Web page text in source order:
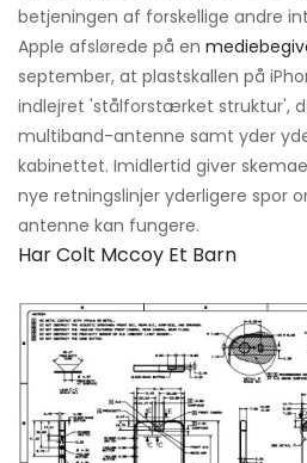
betjeningen af ​​forskellige andre
Apple afslørede på en
september, at plastskallen på
indlejret 'stålforstærket struktur',
multiband-antenne samt yder
kabinettet. Imidlertid giver
nye retningslinjer yderligere spor
antenne kan fungere.
Har Colt Mccoy Et Barn